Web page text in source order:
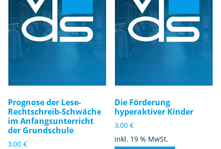
Prognose der Lese-
Rechtschreib-Schwäche
im Anfangsunterricht
der Grundschule
3,00 €
Die Förderung
hyperaktiver Kinder
3,00€
inkl. 19 % MwSt.